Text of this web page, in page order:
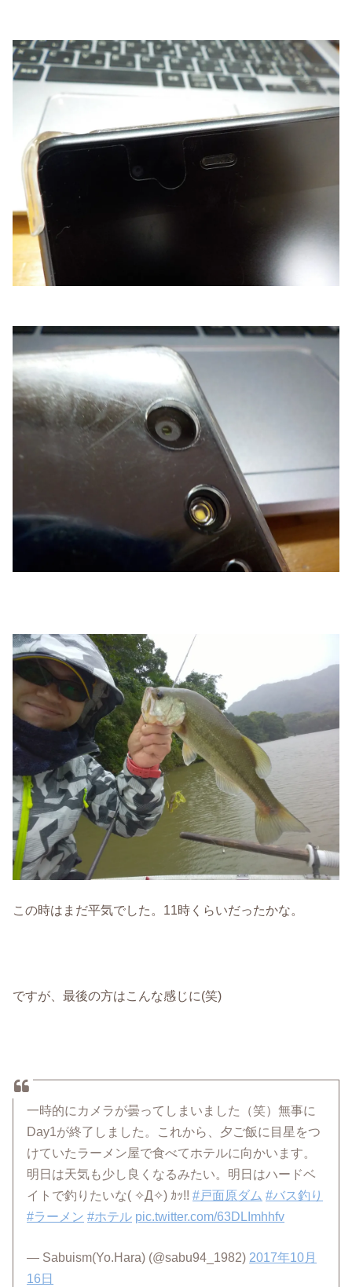
この時はまだ平気でした。11時くらいだったかな。
ですが、最後の方はこんな感じに(笑)
一時的にカメラが曇ってしまいました（笑）無事に
Day1が終了しました。これから、夕ご飯に目星をつ
けていたラーメン屋で食べてホテルに向かいます。
明日は天気も少し良くなるみたい。明日はハードベ
イトで釣りたいな( ✧Д✧) ｶｯ!!#戸面原ダム #バス釣り
#ラーメン #ホテル pic.twitter.com/63DLImhhfv
— Sabuism(Yo.Hara) (@sabu94_1982) 2017年10月
16日